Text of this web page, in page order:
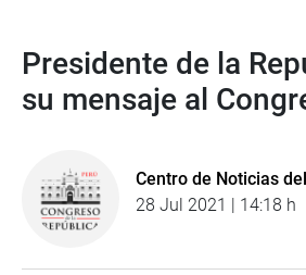
Presidente de la
su mensaje al
Centro de Noticias
28 Jul 2021 | 14:18 h